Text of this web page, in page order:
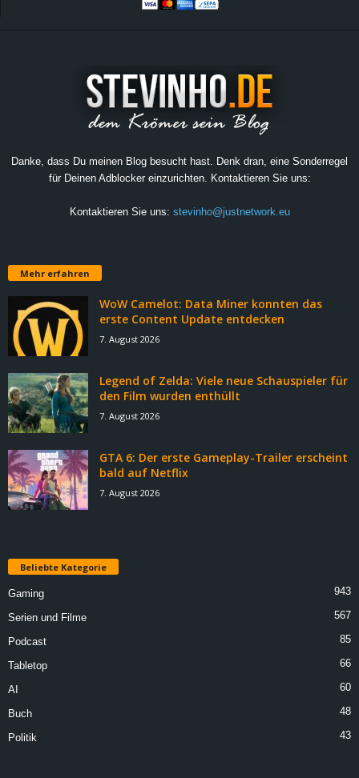
Danke, dass Du meinen Blog besucht hast. Denk dran, eine Sonderregel
für Deinen Adblocker einzurichten. Kontaktieren Sie uns:
Kontaktieren Sie uns: stevinho@justnetwork.eu
Mehr erfahren
WoW Camelot: Data Miner konnten das
erste Content Update entdecken
7. August 2026
Legend of Zelda: Viele neue Schauspieler für
den Film wurden enthüllt
7. August 2026
GTA 6: Der erste Gameplay-Trailer erscheint
bald auf Netflix
7. August 2026
Beliebte Kategorie
Gaming 943
Serien und Filme 567
Podcast 85
Tabletop 66
AI 60
Buch 48
Politik 43